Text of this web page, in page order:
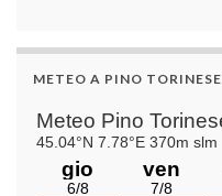
METEO A PINO TORINESE